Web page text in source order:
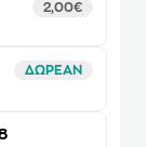
2,00€
ΔΩΡΕΑΝ